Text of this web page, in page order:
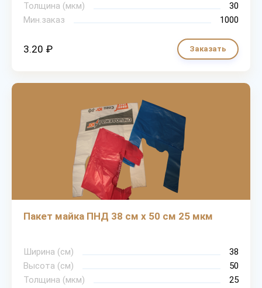
Толщина (мкм)
30
Мин.заказ
1000
3.20 ₽ Заказать
Пакет майка ПНД 38 см х 50 см 25 мкм
Ширина (cм)
38
Высота (см)
50
Толщина (мкм)
25